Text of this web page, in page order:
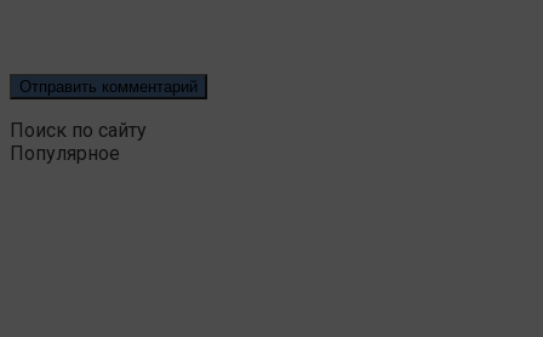
Поиск по сайту
Популярное